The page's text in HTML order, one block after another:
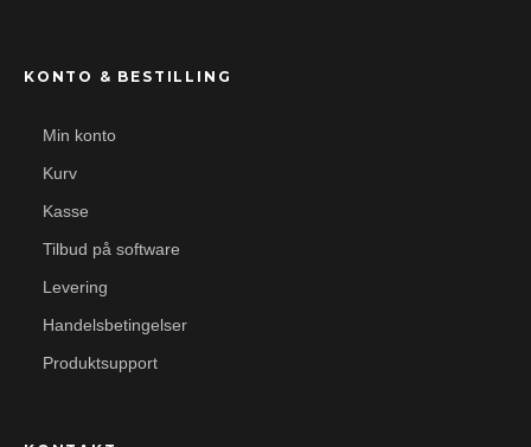
KONTO & BESTILLING
Min konto
Kurv
Kasse
Tilbud på software
Levering
Handelsbetingelser
Produktsupport